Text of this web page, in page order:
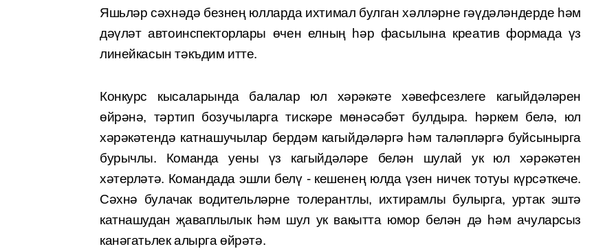
Яшьләр сәхнәдә безнең юлларда ихтимал булган хәлләрне гәүдәләндерде һәм
дәүләт автоинспекторлары өчен елның һәр фасылына креатив формада үз
линейкасын тәкъдим итте.
Конкурс кысаларында балалар юл хәрәкәте хәвефсезлеге кагыйдәләрен
өйрәнә, тәртип бо­зучыларга тискәре мөнәсәбәт булдыра. һәркем белә, юл
хәрәкәтендә катнашучылар бердәм кагыйдәләргә һәм таләпләргә буйсынырга
бурыч­лы. Команда уены үз кагыйдәләре белән шулай ук юл хәрәкәтен
хәтерләтә. Командада эшли белү - кешенең юлда үзен ничек тотуы күрсәткече.
Сәхнә булачак водительләрне толерантлы, ихтирамлы булырга, уртак эштә
катнашудан җаваплылык һәм шул ук вакытта юмор белән дә һәм ачуларсыз
канәгатьлек алырга өйрәтә.